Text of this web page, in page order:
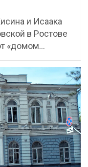
и Исаака
в Ростове
«домом…